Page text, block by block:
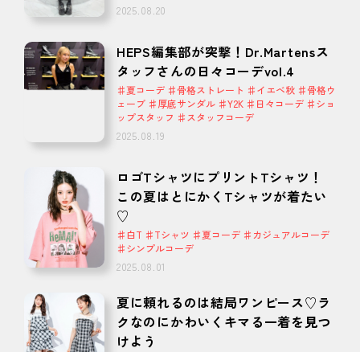
2025.08.20
HEPS編集部が突撃！Dr.Martensス
タッフさんの日々コーデvol.4
♯夏コーデ ♯骨格ストレート ♯イエベ秋 ♯骨格ウ
ェーブ ♯厚底サンダル ♯Y2K ♯日々コーデ ♯ショ
ップスタッフ ♯スタッフコーデ
2025.08.19
ロゴTシャツにプリントTシャツ！
この夏はとにかくTシャツが着たい
♡
♯白T ♯Tシャツ ♯夏コーデ ♯カジュアルコーデ
♯シンプルコーデ
2025.08.01
夏に頼れるのは結局ワンピース♡ラ
クなのにかわいくキマる一着を見つ
けよう